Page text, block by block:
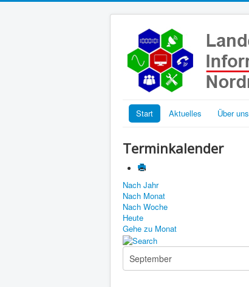
Start Aktuelles Über uns
Terminkalender
Nach Jahr
Nach Monat
Nach Woche
Heute
Gehe zu Monat